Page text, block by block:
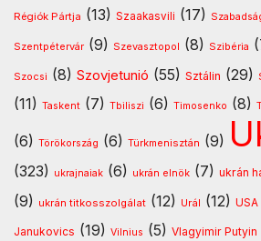
Régiók Pártja (13) Szaakasvili (17)
Szentpétervár (9) Szevasztopol (8) Szibéria
Szocsi (8) Szovjetunió (55) Sztálin (29)
(11) Taskent (7) Tbiliszi (6) Timosenko (8)
(6) Törökország (6) Türkmenisztán (9)
(323) ukrajnaiak (6) ukrán elnök (7) ukrán
(9) ukrán titkosszolgálat (12) Urál (12) USA
Janukovics (19) Vilnius (5) Vlagyimir Putyin